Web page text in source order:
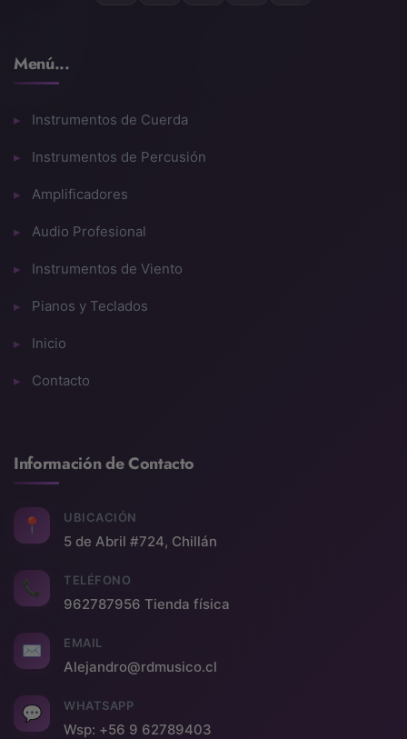
Menú...
Instrumentos de Cuerda
Instrumentos de Percusión
Amplificadores
Audio Profesional
Instrumentos de Viento
Pianos y Teclados
Inicio
Contacto
Información de Contacto
📍 UBICACIÓN
5 de Abril #724, Chillán
📞 TELÉFONO
962787956 Tienda física
✉ EMAIL
Alejandro@rdmusico.cl
💬 WHATSAPP
Wsp: +56 9 62789403